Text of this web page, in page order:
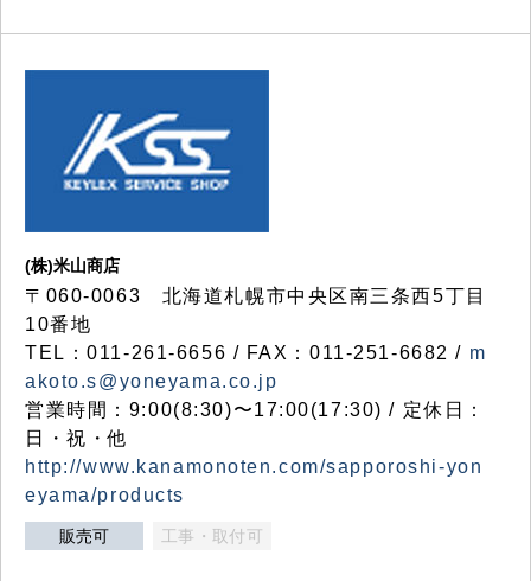
(株)米山商店
〒060-0063 北海道札幌市中央区南三条西5丁目
10番地
TEL：011-261-6656 / FAX：011-251-6682 / m
akoto.s@yoneyama.co.jp
営業時間：9:00(8:30)〜17:00(17:30) / 定休日：
日・祝・他
http://www.kanamonoten.com/sapporoshi-yon
eyama/products
販売可 工事・取付可